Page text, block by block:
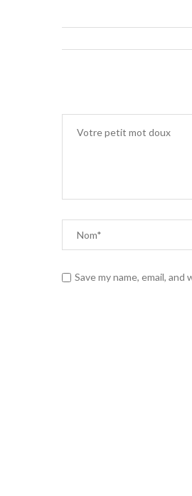
Save my name, email,